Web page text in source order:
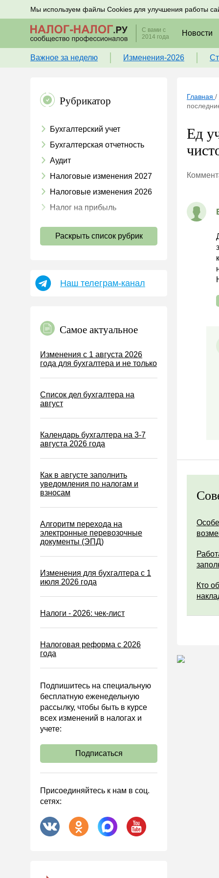
Мы используем файлы Cookies для улучшения работы
Подписывайтесь на новости по налогам, учету и
С вами с
2014 года
Новости
Важное за неделю Изменения-2026
Рубрикатор
Бухгалтерский учет
Бухгалтерская отчетность
Аудит
Налоговые изменения 2027
Налоговые изменения 2026
Налог на прибыль
Страховые взносы 2026
УСН
Земельный налог
Налог на рекламу
Торговый сбор
Туристический налог
Водный налог
Экологический налог
Налог на игорный бизнес
Акцизы
Уплата налогов (взносов)
Возврат и зачет налогов
Налоговые проверки
Самозанятые
Банк
Онлайн-кассы ККТ ККМ
Блокировка счета
МСФО
деятельности (АХД)
Охрана труда и аттестация
Охрана труда
Валютные операции
Налоговая система РФ
Налоговое планирование
Договоры
АО
Раскрыть список рубрик
Наш телеграм-канал
Самое актуальное
Изменения с 1 августа 2026
года для бухгалтера и не только
Список дел бухгалтера на
август
Календарь бухгалтера на 3-7
августа 2026 года
Как в августе заполнить
уведомления по налогам и
взносам
Алгоритм перехода на
электронные перевозочные
документы (ЭПД)
Изменения для бухгалтера с 1
июля 2026 года
Налоги - 2026: чек-лист
Налоговая реформа с 2026
года
Подпишитесь на специальную
бесплатную еженедельную
рассылку, чтобы быть в курсе
всех изменений в налогах и
учете:
Подписаться
Присоединяйтесь к нам в соц.
сетях:
Главная /
Ед
Кто